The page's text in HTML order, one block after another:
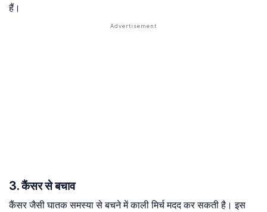
हैं।
3. कैंसर से बचाव
कैंसर जैसी घातक समस्या से बचने में काली मिर्च मदद कर सकती है। इस